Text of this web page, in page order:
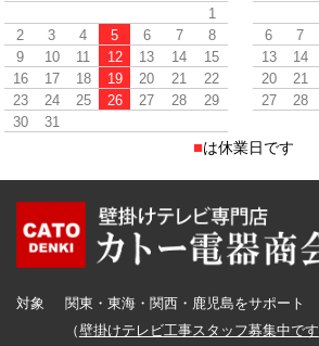
1
2
3 4 5 6 7
8
9
10 11 12 13 14
15
16
17 18 19 20 21
22
23
24 25 26 27 28
29
30
31
6
7
13
14
20
21
27
28
■は休業日です
対象
関東・東海・関西・鹿児島をサポート
（壁掛けテレビ工事スタッフ募集中です